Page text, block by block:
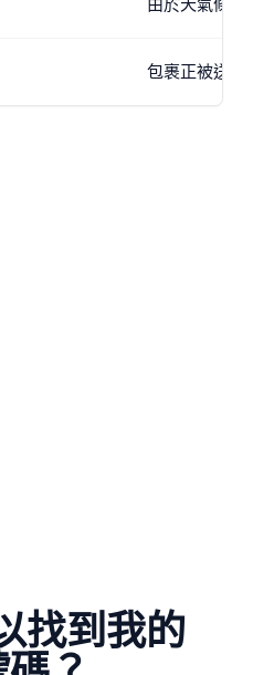
由於天氣條件
包裹正被送回
找到我的